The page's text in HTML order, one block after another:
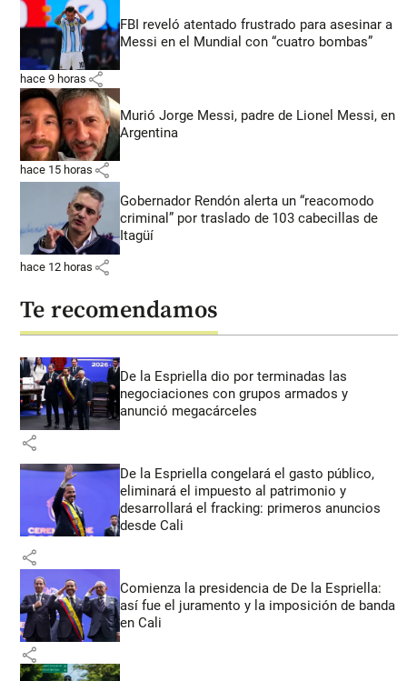
FBI reveló atentado frustrado para asesinar a
Messi en el Mundial con “cuatro bombas”
hace 9 horas share
Murió Jorge Messi, padre de Lionel Messi, en
Argentina
hace 15 horas share
Gobernador Rendón alerta un “reacomodo
criminal” por traslado de 103 cabecillas de
Itagüí
hace 12 horas share
Te recomendamos
De la Espriella dio por terminadas las
negociaciones con grupos armados y
anunció megacárceles
share
De la Espriella congelará el gasto público,
eliminará el impuesto al patrimonio y
desarrollará el fracking: primeros anuncios
desde Cali
share
Comienza la presidencia de De la Espriella:
así fue el juramento y la imposición de banda
en Cali
share